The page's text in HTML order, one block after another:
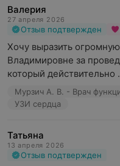
Валерия
27 апреля 2026
Отзыв подтвержден
Хочу выразить
Владимировне за
который действительно
Мурзич А. В. - Врач
УЗИ сердца
Татьяна
13 апреля 2026
Отзыв подтвержден